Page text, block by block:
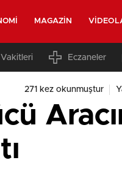
MAGAZIN
Eczaneler
271 kez okunmuştur